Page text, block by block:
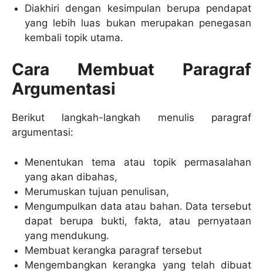
Diakhiri dengan kesimpulan berupa pendapat
yang lebih luas bukan merupakan penegasan
kembali topik utama.
Cara Membuat Paragraf
Argumentasi
Berikut langkah-langkah menulis paragraf
argumentasi:
Menentukan tema atau topik permasalahan
yang akan dibahas,
Merumuskan tujuan penulisan,
Mengumpulkan data atau bahan. Data tersebut
dapat berupa bukti, fakta, atau pernyataan
yang mendukung.
Membuat kerangka paragraf tersebut
Mengembangkan kerangka yang telah dibuat